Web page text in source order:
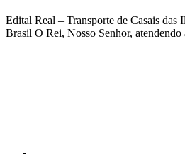
Edital Real – Transporte de Casais das
Brasil O Rei, Nosso Senhor,